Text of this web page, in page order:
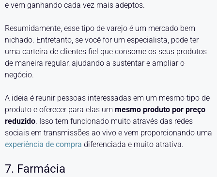
e vem ganhando cada vez mais adeptos.
Resumidamente, esse tipo de varejo é um mercado bem
nichado. Entretanto, se você for um especialista, pode ter
uma carteira de clientes fiel que consome os seus produtos
de maneira regular, ajudando a sustentar e ampliar o
negócio.
A ideia é reunir pessoas interessadas em um mesmo tipo de
produto e oferecer para elas um mesmo produto por preço
reduzido. Isso tem funcionado muito através das redes
sociais em transmissões ao vivo e vem proporcionando uma
experiência de compra diferenciada e muito atrativa.
7. Farmácia